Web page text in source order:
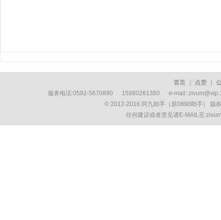
首页 点货
服务电话:0592-5670890 15880261380 e-mail:
© 2012-2016 阿九助手（原0890助手） 版
任何建议或者意见请E-MAIL至